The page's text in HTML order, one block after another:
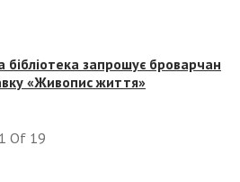
бібліотека запрошує броварчан
«Живопис життя»
1 Of 19